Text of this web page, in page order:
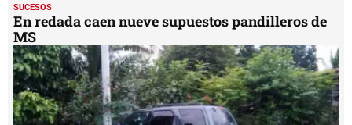
SUCESOS
En redada caen nueve supuestos pandilleros de
MS